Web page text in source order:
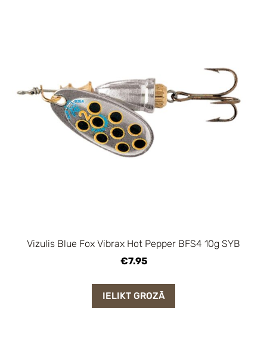
Vizulis Blue Fox Vibrax Hot Pepper BFS4 10g SYB
€7.95
IELIKT GROZĀ